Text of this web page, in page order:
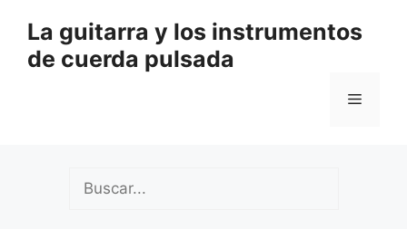
contenido
La guitarra y los instrumentos
de cuerda pulsada
Menú